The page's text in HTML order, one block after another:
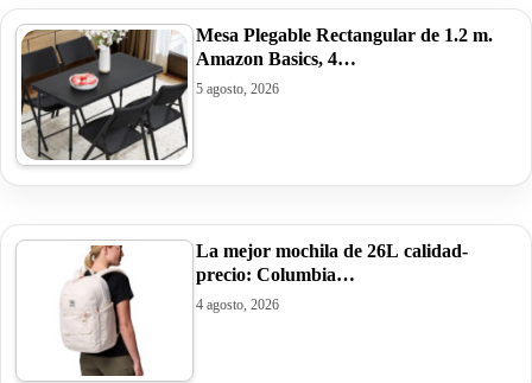
Mesa Plegable Rectangular de 1.2 m.
Amazon Basics, 4…
5 agosto, 2026
La mejor mochila de 26L calidad-
precio: Columbia…
4 agosto, 2026